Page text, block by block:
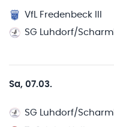
VfL Fredenbeck III
SG Luhdorf/
Sa, 07.03.
SG Luhdorf/